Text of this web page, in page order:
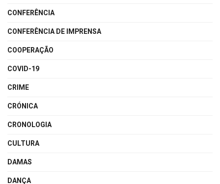
CONFERÊNCIA
CONFERÊNCIA DE IMPRENSA
COOPERAÇÃO
COVID-19
CRIME
CRÓNICA
CRONOLOGIA
CULTURA
DAMAS
DANÇA